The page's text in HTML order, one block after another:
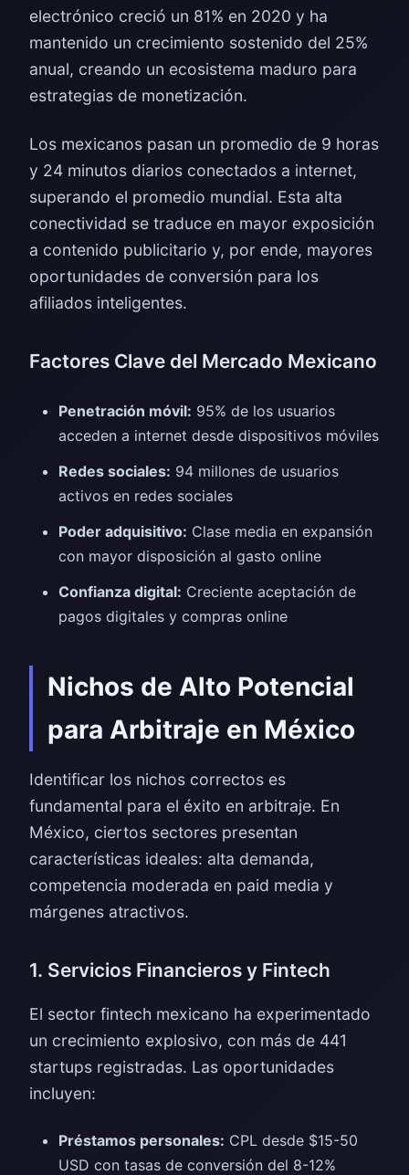
electrónico creció un 81% en 2020 y ha
mantenido un crecimiento sostenido del 25%
anual, creando un ecosistema maduro para
estrategias de monetización.
Los mexicanos pasan un promedio de 9 horas
y 24 minutos diarios conectados a internet,
superando el promedio mundial. Esta alta
conectividad se traduce en mayor exposición
a contenido publicitario y, por ende, mayores
oportunidades de conversión para los
afiliados inteligentes.
Factores Clave del Mercado Mexicano
Penetración móvil: 95% de los usuarios
acceden a internet desde dispositivos móviles
Redes sociales: 94 millones de usuarios
activos en redes sociales
Poder adquisitivo: Clase media en expansión
con mayor disposición al gasto online
Confianza digital: Creciente aceptación de
pagos digitales y compras online
Nichos de Alto Potencial
para Arbitraje en México
Identificar los nichos correctos es
fundamental para el éxito en arbitraje. En
México, ciertos sectores presentan
características ideales: alta demanda,
competencia moderada en paid media y
márgenes atractivos.
1. Servicios Financieros y Fintech
El sector fintech mexicano ha experimentado
un crecimiento explosivo, con más de 441
startups registradas. Las oportunidades
incluyen:
Préstamos personales: CPL desde $15-50
USD con tasas de conversión del 8-12%